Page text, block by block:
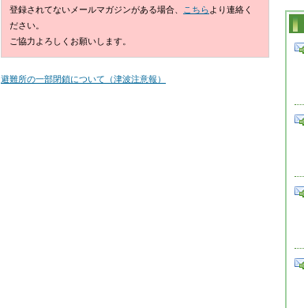
登録されてないメールマガジンがある場合、
こちら より連絡く
ださい。
ご協力よろしくお願いします。
避難所の一部閉鎖について（津波注意報）